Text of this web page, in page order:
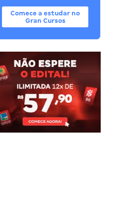
Comece a estudar no
Gran Cursos